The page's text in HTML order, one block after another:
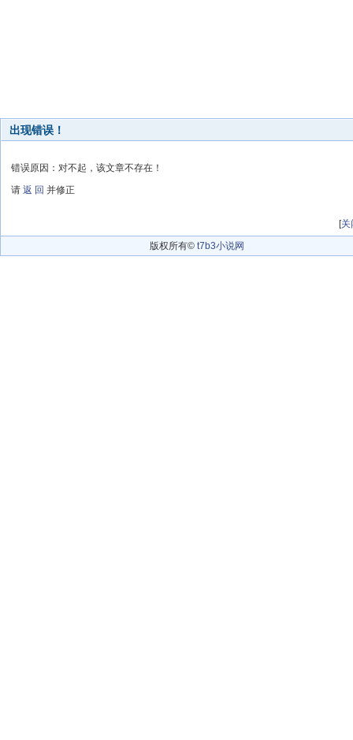
出现错误！
错误原因：对不起，该文章不存在！
请 返 回 并修正
[关
版权所有© t7b3小说网